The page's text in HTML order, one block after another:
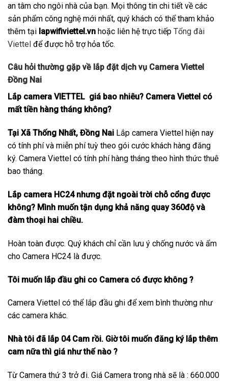
an tâm cho ngôi nhà của bạn. Mọi thông tin chi tiết về các
sản phẩm công nghệ mới nhất, quý khách có thể tham khảo
thêm tại lapwifiviettel.vn hoặc liên hệ trực tiếp Tổng đài
Viettel để được hỗ trợ hỏa tốc.
Câu hỏi thường gặp về lắp đặt dịch vụ Camera Viettel
Đồng Nai
Lắp camera VIETTEL giá bao nhiêu? Camera Viettel có
mất tiền hàng tháng không?
Tại Xã Thống Nhất, Đồng Nai Lắp camera Viettel hiện nay
có tính phí và miễn phí tuỳ theo gói cước khách hàng đăng
ký. Camera Viettel có tính phí hàng tháng theo hình thức thuê
bao tháng.
Lắp camera HC24 nhưng đặt ngoài trời chỗ cổng được
không? Mình muốn tận dụng khả năng quay 360độ và
đàm thoại hai chiều.
Hoàn toàn được. Quý khách chỉ cần lưu ý chống nước và ẩm
cho Camera HC24 là được.
Tôi muốn lắp đầu ghi co Camera có được không ?
Camera Viettel có thể lắp đầu ghi để xem bình thường như
các camera khác.
Nhà tôi đã lắp 04 Cam rồi. Giờ tôi muốn đăng ký lắp thêm
cam nữa thì giá như thế nào ?
Từ Camera thứ 3 trở đi. Giá Camera trong nhà sẽ là : 660.000